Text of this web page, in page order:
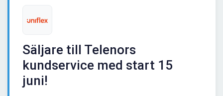
Säljare till Telenors
kundservice med start 15
juni!